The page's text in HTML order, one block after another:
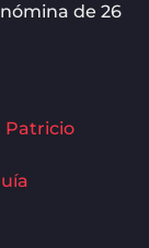
de 26
Patricio